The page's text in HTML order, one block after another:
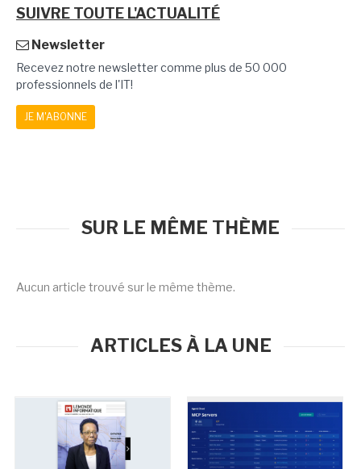
SUIVRE TOUTE L'ACTUALITÉ
Newsletter
Recevez notre newsletter comme plus de 50 000
professionnels de l'IT!
JE M'ABONNE
SUR LE MÊME THÈME
Aucun article trouvé sur le même thème.
ARTICLES À LA UNE